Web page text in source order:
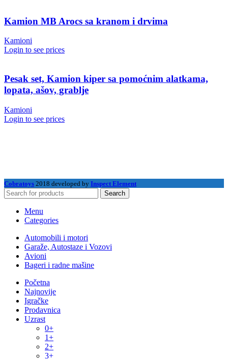
Kamion MB Arocs sa kranom i drvima
Kamioni
Login to see prices
Pesak set, Kamion kiper sa pomoćnim alatkama,
lopata, ašov, grablje
Kamioni
Login to see prices
Cobratoys 2018 developed by Inspect Element
Search
Menu
Categories
Automobili i motori
Garaže, Autostaze i Vozovi
Avioni
Bageri i radne mašine
Početna
Najnovije
Igračke
Prodavnica
Uzrast
0+
1+
2+
3+